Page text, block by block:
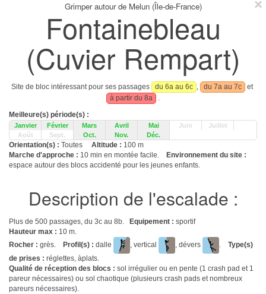
Grimper autour de Melun (Île-de-France)
Fontainebleau
(Cuvier Rempart)
Site de bloc intéressant pour ses passages du 6a au 6c , du 7a au 7c
et
à partir du 8a
.
Meilleure(s) période(s) :
Janvier Février Mars Avril Mai Juin
Juillet
Août
Sept. Oct. Nov. Déc.
Orientation(s) : Toutes Altitude : 100 m
Marche d'approche : 10 min en montée facile.
Environnement du site :
espace autour des blocs accidenté pour les jeunes enfants.
Description de l'escalade :
Plus de 500 passages, du 3c au 8b. Equipement : sportif
Hauteur max : 10 m.
Rocher : grès. Profil(s) : dalle , vertical , dévers . Type(s)
de prises : réglettes, àplats.
Qualité de réception des blocs : sol irrégulier ou en pente (1 crash pad et 1
pareur nécessaires) ou sol chaotique (plusieurs crash pads et nombreux
pareurs nécessaires).